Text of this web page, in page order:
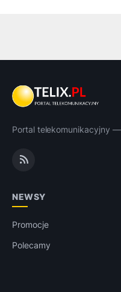
Portal telekomunikacyjny
NEWSY
Promocje
Polecamy